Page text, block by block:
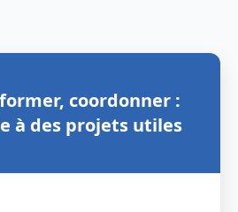
coordonner :
à des projets utiles